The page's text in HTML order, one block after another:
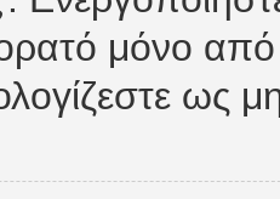
μόνο από
ως